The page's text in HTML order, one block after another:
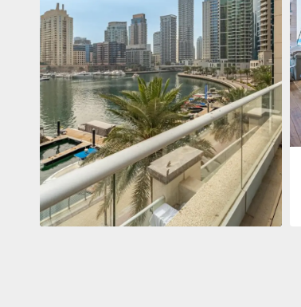
Квартира2 861 035 $
Beauport Tower
Beauport Tower, Marina Promenade,
Dubai Marina, Dubai
34392 m²